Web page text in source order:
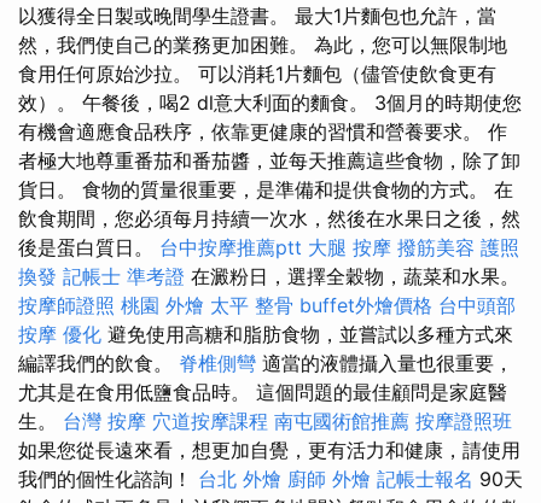
以獲得全日製或晚間學生證書。 最大1片麵包也允許，當
然，我們使自己的業務更加困難。 為此，您可以無限制地
食用任何原始沙拉。 可以消耗1片麵包（儘管使飲食更有
效）。 午餐後，喝2 dl意大利面的麵食。 3個月的時期使您
有機會適應食品秩序，依靠更健康的習慣和營養要求。 作
者極大地尊重番茄和番茄醬，並每天推薦這些食物，除了卸
貨日。 食物的質量很重要，是準備和提供食物的方式。 在
飲食期間，您必須每月持續一次水，然後在水果日之後，然
後是蛋白質日。 台中按摩推薦ptt 大腿 按摩 撥筋美容 護照
換發 記帳士 準考證 在澱粉日，選擇全穀物，蔬菜和水果。
按摩師證照 桃園 外燴 太平 整骨 buffet外燴價格 台中頭部
按摩 優化 避免使用高糖和脂肪食物，並嘗試以多種方式來
編譯我們的飲食。 脊椎側彎 適當的液體攝入量也很重要，
尤其是在食用低鹽食品時。 這個問題的最佳顧問是家庭醫
生。 台灣 按摩 穴道按摩課程 南屯國術館推薦 按摩證照班
如果您從長遠來看，想更加自覺，更有活力和健康，請使用
我們的個性化諮詢！ 台北 外燴 廚師 外燴 記帳士報名 90天